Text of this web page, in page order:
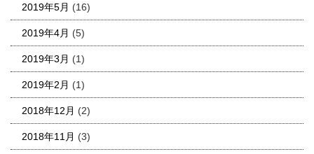
2019年5月 (16)
2019年4月 (5)
2019年3月 (1)
2019年2月 (1)
2018年12月 (2)
2018年11月 (3)